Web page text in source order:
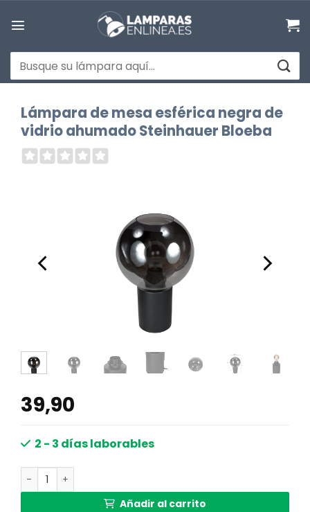
Buscar
por:
Lámpara de mesa esférica negra de
vidrio ahumado Steinhauer Bloeba
39,90
2 - 3 días laborables
Lámpara de mesa esférica negra de vidrio ahumado
Añadir al carrito